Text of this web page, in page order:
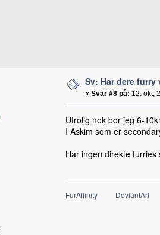
Sv: Har dere
« Svar #8 på: 12. okt,
Utrolig nok bor jeg 6-
I Askim som er
Har ingen direkte
FurAffinity DeviantArt